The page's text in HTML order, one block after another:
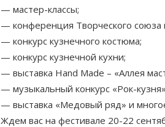
— мастер-классы;
— конференция Творческого союза
— конкурс кузнечного костюма;
— конкурс кузнечной кухни;
— выставка Hand Made – «Аллея
— музыкальный конкурс «Рок-
— выставка «Медовый ряд» и
Ждем вас на фестивале 20-22